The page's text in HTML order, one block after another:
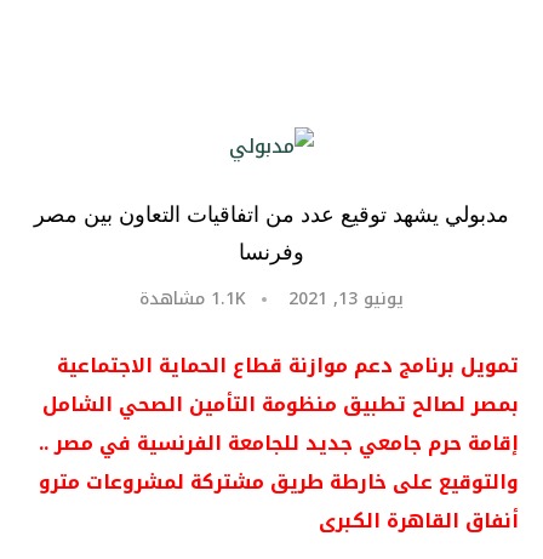
مدبولي يشهد توقيع عدد من اتفاقيات التعاون بين مصر
وفرنسا
يونيو 13, 2021 1.1K مشاهدة
تمويل برنامج دعم موازنة قطاع الحماية الاجتماعية
بمصر لصالح تطبيق منظومة التأمين الصحي الشامل
إقامة حرم جامعي جديد للجامعة الفرنسية في مصر ..
والتوقيع على خارطة طريق مشتركة لمشروعات مترو
أنفاق القاهرة الكبرى